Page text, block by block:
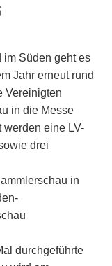
im Süden geht es
Jahr erneut rund
Vereinigten
in die Messe
eine LV-
drei
in
durchgeführte